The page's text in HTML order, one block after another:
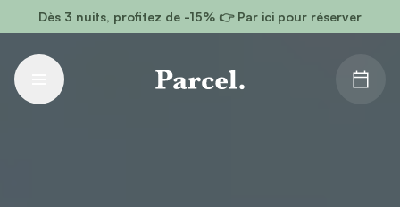
Vai al contenuto principale
Dès 3 nuits, profitez de -15% 👉 Par ici pour réserver